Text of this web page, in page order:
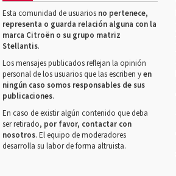
Esta comunidad de usuarios no pertenece,
representa o guarda relación alguna con la
marca Citroën o su grupo matriz
Stellantis.
Los mensajes publicados reflejan la opinión
personal de los usuarios que las escriben yen
ningún caso somos responsables de sus
publicaciones.
En caso de existir algún contenido que deba
ser retirado, por favor, contactar con
nosotros. El equipo de moderadores
desarrolla su labor de forma altruista.